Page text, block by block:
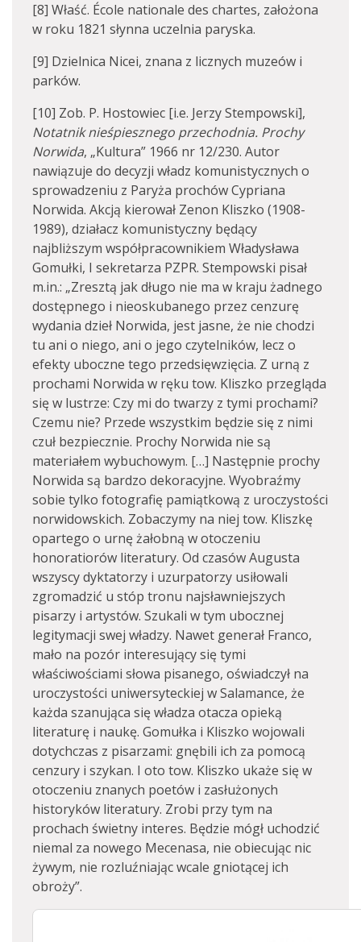
[8] Właść. École nationale des chartes, założona
w roku 1821 słynna uczelnia paryska.
[9] Dzielnica Nicei, znana z licznych muzeów i
parków.
[10] Zob. P. Hostowiec [i.e. Jerzy Stempowski],
Notatnik nieśpiesznego przechodnia. Prochy
Norwida, „Kultura” 1966 nr 12/230. Autor
nawiązuje do decyzji władz komunistycznych o
sprowadzeniu z Paryża prochów Cypriana
Norwida. Akcją kierował Zenon Kliszko (1908-
1989), działacz komunistyczny będący
najbliższym współpracownikiem Władysława
Gomułki, I sekretarza PZPR. Stempowski pisał
m.in.: „Zresztą jak długo nie ma w kraju żadnego
dostępnego i nieoskubanego przez cenzurę
wydania dzieł Norwida, jest jasne, że nie chodzi
tu ani o niego, ani o jego czytelników, lecz o
efekty uboczne tego przedsięwzięcia. Z urną z
prochami Norwida w ręku tow. Kliszko przegląda
się w lustrze: Czy mi do twarzy z tymi prochami?
Czemu nie? Przede wszystkim będzie się z nimi
czuł bezpiecznie. Prochy Norwida nie są
materiałem wybuchowym. […] Następnie prochy
Norwida są bardzo dekoracyjne. Wyobraźmy
sobie tylko fotografię pamiątkową z uroczystości
norwidowskich. Zobaczymy na niej tow. Kliszkę
opartego o urnę żałobną w otoczeniu
honoratiorów literatury. Od czasów Augusta
wszyscy dyktatorzy i uzurpatorzy usiłowali
zgromadzić u stóp tronu najsławniejszych
pisarzy i artystów. Szukali w tym ubocznej
legitymacji swej władzy. Nawet generał Franco,
mało na pozór interesujący się tymi
właściwościami słowa pisanego, oświadczył na
uroczystości uniwersyteckiej w Salamance, że
każda szanująca się władza otacza opieką
literaturę i naukę. Gomułka i Kliszko wojowali
dotychczas z pisarzami: gnębili ich za pomocą
cenzury i szykan. I oto tow. Kliszko ukaże się w
otoczeniu znanych poetów i zasłużonych
historyków literatury. Zrobi przy tym na
prochach świetny interes. Będzie mógł uchodzić
niemal za nowego Mecenasa, nie obiecując nic
żywym, nie rozluźniając wcale gniotącej ich
obroży”.